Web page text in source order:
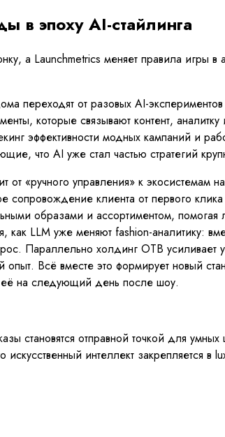
в эпоху AI-стайлинга
а Launchmetrics меняет правила игры
переходят от разовых AI-
которые связывают контент,
эффективности модных кампаний и
что AI уже стал частью стратегий
«ручного управления» к экосистемам
клиента от первого
образами и ассортиментом,
LLM уже меняют fashion-аналитику:
Параллельно холдинг OTB
Всё вместе это формирует новый
её на следующий день после шоу.
становятся отправной точкой для
интеллект закрепляется в